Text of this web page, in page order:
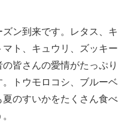
ン到来です。レタス、キ
ト、キュウリ、ズッキー
皆さんの愛情がたっぷり
トウモロコシ、ブルーベ
のすいかをたくさん食べ